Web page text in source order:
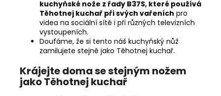
kuchyňské nože z řady B37S, které používá
Těhotnej kuchař při svých vařeních pro
videa na sociální sítě i při různých televizních
vystoupeních.
Doufáme, že si tento náš kuchyňský nůž
zamilujete stejně jako Těhotnej kuchař.
Krájejte doma se stejným nožem
jako Těhotnej kuchař